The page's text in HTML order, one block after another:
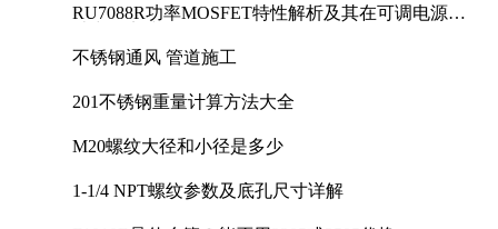
RU7088R功率MOSFET特性解析及其在可调电源设
不锈钢通风 管道施工
201不锈钢重量计算方法大全
M20螺纹大径和小径是多少
1-1/4 NPT螺纹参数及底孔尺寸详解